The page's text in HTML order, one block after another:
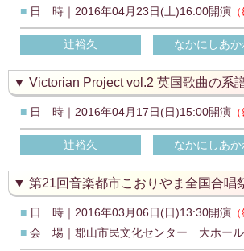
■ 日 時｜2016年04月23日(土)16:00開演
辻裕久 なかにしあか
Victorian Project vol.2 英国歌曲の
■ 日 時｜2016年04月17日(日)15:00開演
辻裕久 なかにしあか
第21回音楽都市こおりやま全国合唱
■ 日 時｜2016年03月06日(日)13:30開演
■ 会 場｜郡山市民文化センター 大ホール